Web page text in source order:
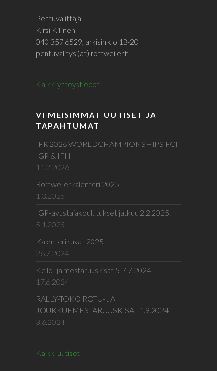
Pentuvälittäjä
Kirsi Killinen
040 357 6529, arkisin klo 18-20
pentuvalitys (at) rottweiler.fi
Kaikki yhteystiedot
VIIMEISIMMÄT UUTISET JA
TAPAHTUMAT
IFR 2026 WORLDCHAMPIONSHIPS FCI
IGP & IFH
11.2.2026
Rottweilerkalenteri 2025
1.3.2025
IGP-avustajakoulutukset jatkuu 2.2.2025!
5.1.2025
Kalenterikuvat 2025
26.7.2024
Kello- ja mestaruuskisat 5-7.7.2024
17.6.2024
RALLY-TOKO ROTU- JA
JOUKKUEMESTARUUSKISAT 1.9.2024
3.6.2024
Kaikki uutiset